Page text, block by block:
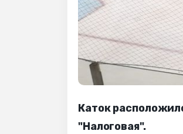
Каток
"Налоговая".